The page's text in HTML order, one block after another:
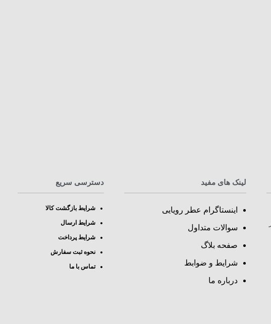
لینک های مفید
اینستاگرام عطر رویایی
سوالات متداول
صفحه بلاگ
شرایط و ضوابط
درباره ما
دسترسی سریع
شرایط بازگشت کالا
شرایط ارسال
شرایط پرداخت
نحوه ثبت سفارش
تماس با ما